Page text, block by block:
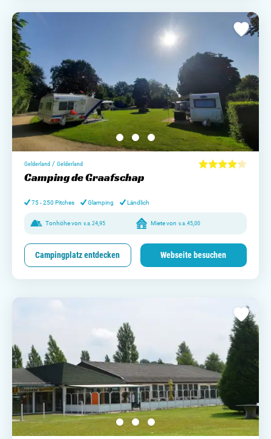
Gelderland / Gelderland
Camping de Graafschap
75 - 250 Pitches Glamping Ländlich
Tonhöhe von v.a.24,95 Miete von v.a.45,00
Campingplatz entdecken Webseite besuchen